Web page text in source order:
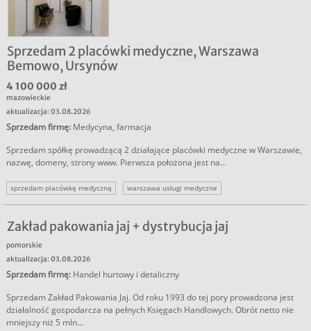
Sprzedam 2 placówki medyczne, Warszawa
Bemowo, Ursynów
4 100 000 zł
mazowieckie
aktualizacja: 03.08.2026
Sprzedam firmę: Medycyna, farmacja
Sprzedam spółkę prowadzącą 2 działające placówki medyczne w Warszawie,
nazwę, domeny, strony www. Pierwsza położona jest na...
sprzedam placówkę medyczną
warszawa usługi medyczne
sprzedam biznes medycyna
sprzedam firmę usługi
sprzedam biznes warszawa
Zakład pakowania jaj + dystrybucja jaj
pomorskie
aktualizacja: 03.08.2026
Sprzedam firmę: Handel hurtowy i detaliczny
Sprzedam Zakład Pakowania Jaj. Od roku 1993 do tej pory prowadzona jest
działalność gospodarcza na pełnych Księgach Handlowych. Obrót netto nie
mniejszy niż 5 mln...